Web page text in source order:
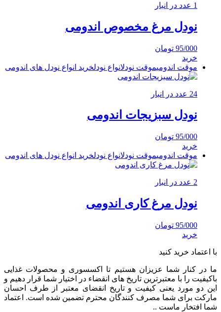
1 عدد در انبار
نودل مرغ مخصوص اندومی
95/000 تومان
خرید
موقت اندومیموقت نودلانواع نودلخرید انواع نودل های اندومی
24 عدد در انبار
نودل سبزیجات اندومی
95/000 تومان
خرید
موقت اندومیموقت نودلانواع نودلخرید انواع نودل های اندومی
2 عدد در انبار
نودل مرغ کاری اندومی
95/000 تومان
خرید
با اعتماد خرید کنید
ما در کنار شما عزیزان هستیم تا اکسسوری و محصولات غذایی
باکیفیت را با معتبرترین تاریخ های انقضاء در اختیار شما قرار دهیم و
این دو مورد یعنی کیفیت و تاریخ انقضای معتبر از طرف احسان
مارکت برای شما مصرف کنندگان محترم تضمین شده است. اعتماد
شما افتخار ماست ..